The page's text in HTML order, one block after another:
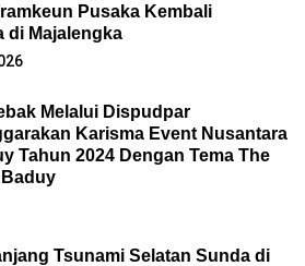
Pusaka Kembali
di Majalengka
Melalui Dispudpar
Karisma Event Nusantara
Tahun 2024 Dengan Tema The
Baduy
Tsunami Selatan Sunda di